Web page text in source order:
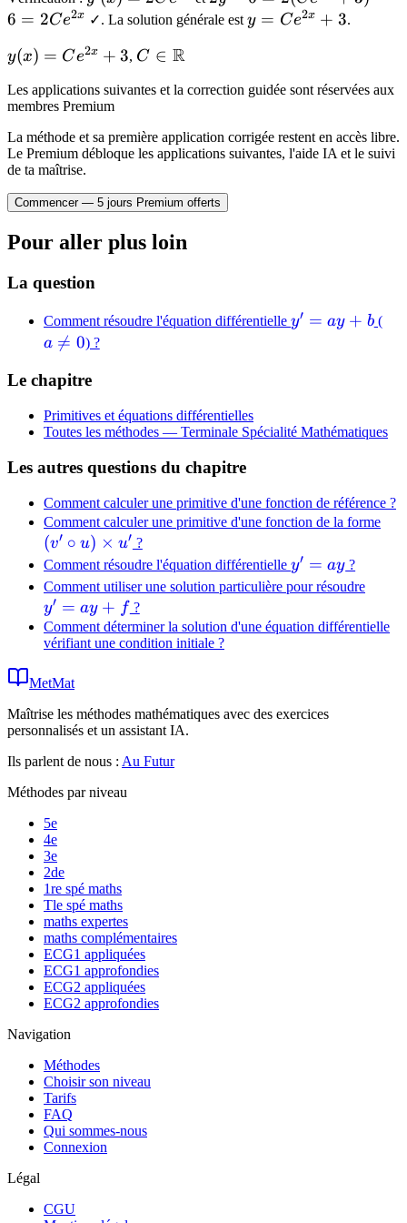
2Ce^{2x}
2(Ce^{2x}+3)-6
6 = 2Ce2x ✓. La solution générale esty =
y = Ce2x + 3.
y(x) =
+ 3
y(x) = Ce2x + 3, C \in
C ∈ R
Les applications suivantes et la correction guidée sont réservées aux
membres Premium
La méthode et sa première application corrigée restent en accès libre.
Le Premium débloque les applications suivantes, l'aide IA et le suivi
de ta maîtrise.
Commencer — 5 jours Premium offerts
Pour aller plus loin
La question
Comment résoudre l'équation différentielle y'
y′ = ay + b(a
a 
= 0) ?
Le chapitre
Primitives et équations différentielles
Toutes les méthodes — Terminale Spécialité Mathématiques
Les autres questions du chapitre
Comment calculer une primitive d'une fonction de référence ?
Comment calculer une primitive d'une fonction de la forme
(v′ ∘ u) × u′ ?
Comment résoudre l'équation différentielle y'
=
y′ = ay ?
Comment utiliser une solution particulière pour résoudre
ay
y′ = ay + f?
Comment déterminer la solution d'une équation différentielle
vérifiant une condition initiale ?
MetMat
Maîtrise les méthodes mathématiques avec des exercices
personnalisés et un assistant IA.
Ils parlent de nous : Au Futur
Méthodes par niveau
5e
4e
3e
2de
1re spé maths
Tle spé maths
maths expertes
maths complémentaires
ECG1 appliquées
ECG1 approfondies
ECG2 appliquées
ECG2 approfondies
Navigation
Méthodes
Choisir son niveau
Tarifs
FAQ
Qui sommes-nous
Connexion
Légal
CGU